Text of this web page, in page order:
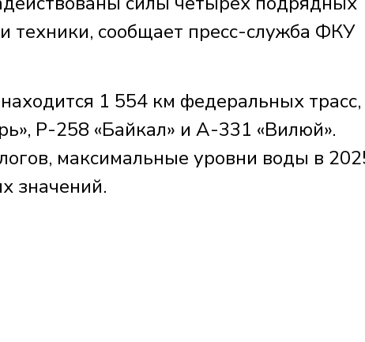
техники, сообщает пресс-служба ФКУ
1 554 км федеральных трасс,
Р-258 «Байкал» и А-331 «Вилюй».
максимальные уровни воды в
значений.